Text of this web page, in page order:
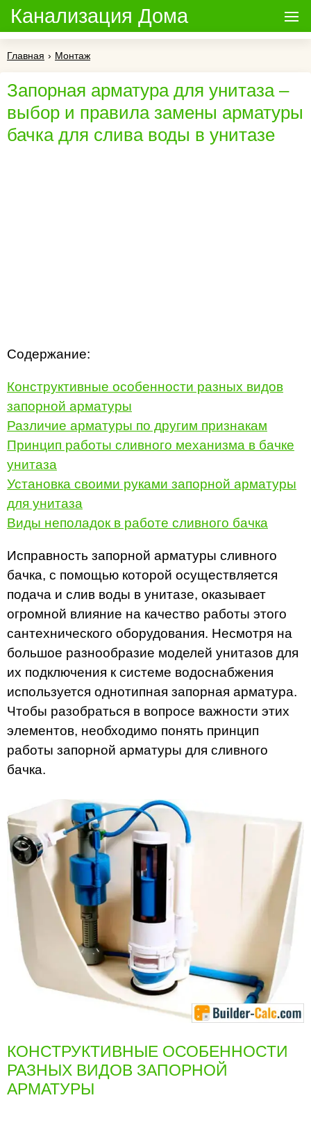
Канализация Дома
Главная › Монтаж
Запорная арматура для унитаза –
выбор и правила замены арматуры
бачка для слива воды в унитазе
Содержание:
Конструктивные особенности разных видов
запорной арматуры
Различие арматуры по другим признакам
Принцип работы сливного механизма в бачке
унитаза
Установка своими руками запорной арматуры
для унитаза
Виды неполадок в работе сливного бачка
Исправность запорной арматуры сливного
бачка, с помощью которой осуществляется
подача и слив воды в унитазе, оказывает
огромной влияние на качество работы этого
сантехнического оборудования. Несмотря на
большое разнообразие моделей унитазов для
их подключения к системе водоснабжения
используется однотипная запорная арматура.
Чтобы разобраться в вопросе важности этих
элементов, необходимо понять принцип
работы запорной арматуры для сливного
бачка.
КОНСТРУКТИВНЫЕ ОСОБЕННОСТИ
РАЗНЫХ ВИДОВ ЗАПОРНОЙ
АРМАТУРЫ